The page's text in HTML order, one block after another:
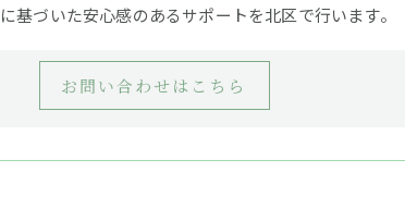
基づいた安心感のあるサポートを北区で行います。
お問い合わせはこちら